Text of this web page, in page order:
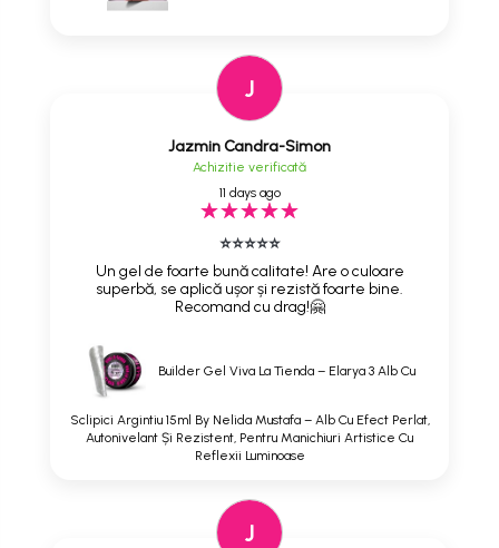
J
Jazmin Candra-Simon
Achizitie verificată
11 days ago
⭐⭐⭐⭐⭐
Un gel de foarte bună calitate! Are o culoare
superbă, se aplică ușor și rezistă foarte bine.
Recomand cu drag!🤗
Builder Gel Viva La Tienda – Elarya 3 Alb Cu
Sclipici Argintiu 15ml By Nelida Mustafa – Alb Cu Efect Perlat,
Autonivelant Și Rezistent, Pentru Manichiuri Artistice Cu
Reflexii Luminoase
J